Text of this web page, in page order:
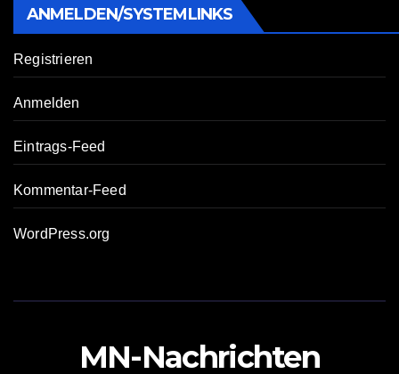
ANMELDEN/SYSTEMLINKS
Registrieren
Anmelden
Eintrags-Feed
Kommentar-Feed
WordPress.org
MN-Nachrichten